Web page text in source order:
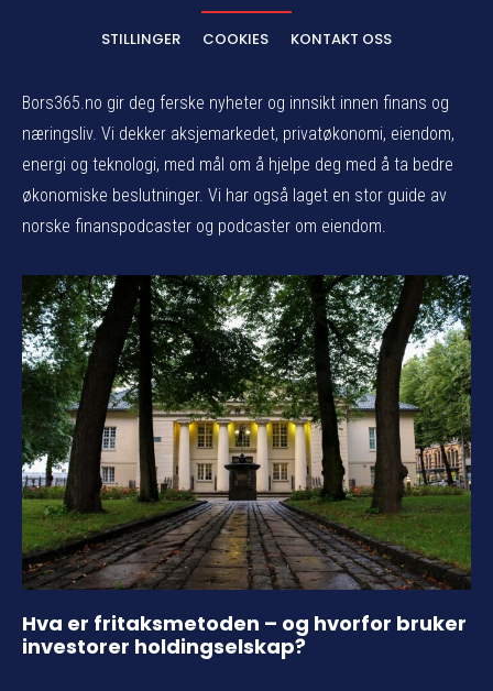
STILLINGER COOKIES KONTAKT OSS
Bors365.no gir deg ferske nyheter og innsikt innen finans og
næringsliv. Vi dekker aksjemarkedet, privatøkonomi, eiendom,
energi og teknologi, med mål om å hjelpe deg med å ta bedre
økonomiske beslutninger. Vi har også laget en stor guide av
norske finanspodcaster og podcaster om eiendom.
Hva er fritaksmetoden – og hvorfor bruker
investorer holdingselskap?